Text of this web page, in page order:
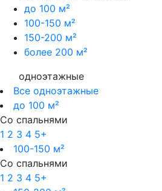
до 100 м²
100-150 м²
150-200 м²
более 200 м²
одноэтажные
Все одноэтажные
до 100 м²
Со спальнями
1 2 3 4 5+
100-150 м²
Со спальнями
1 2 3 4 5+